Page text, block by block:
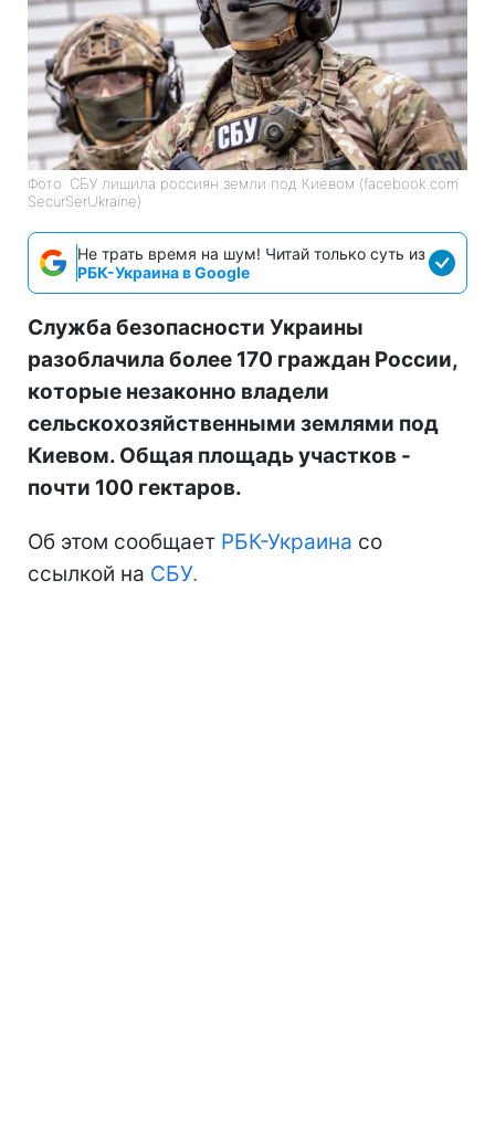
Фото: СБУ лишила россиян земли под Киевом (facebook com
SecurSerUkraine)
Не трать время на шум! Читай только суть из
РБК-Украина в Google
Служба безопасности Украины
разоблачила более 170 граждан России,
которые незаконно владели
сельскохозяйственными землями под
Киевом. Общая площадь участков -
почти 100 гектаров.
Об этом сообщает РБК-Украина со
ссылкой на СБУ.